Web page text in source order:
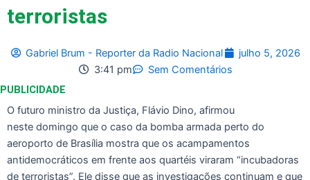
terroristas
Gabriel Brum - Reporter da Radio Nacional
julho 5, 2026
3:41 pm
Sem Comentários
PUBLICIDADE
O futuro ministro da Justiça, Flávio Dino, afirmou
neste domingo que o caso da bomba armada perto do
aeroporto de Brasília mostra que os acampamentos
antidemocráticos em frente aos quartéis viraram “incubadoras
de terroristas”. Ele disse que as investigações continuam e que